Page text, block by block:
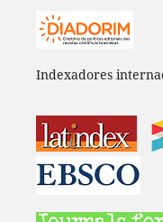
Indexadores